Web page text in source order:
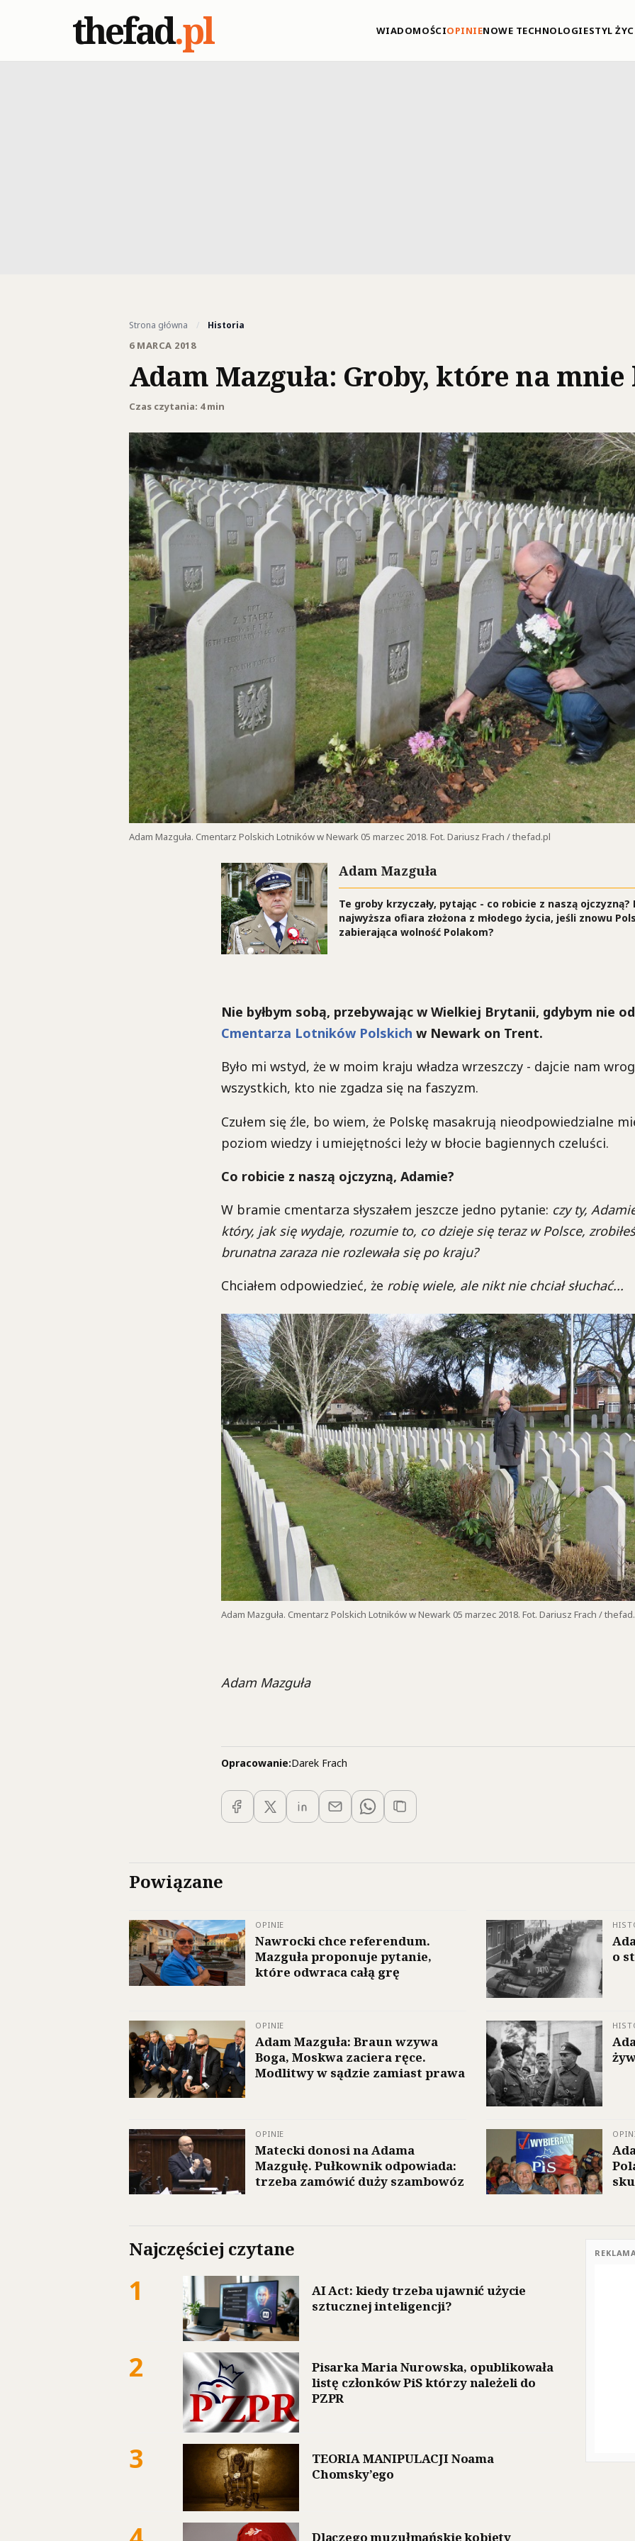
thefad.pl WIADOMOŚCIOPINIENOWE TECHNOLOGIESTYL
Strona główna / Historia
6 MARCA 2018
Adam Mazguła: Groby, które na
Czas czytania: 4 min
Adam Mazguła. Cmentarz Polskich Lotników w Newark 05 marzec 2018. Fot. Dariusz Frach / thefad.pl
Adam Mazguła
Te groby krzyczały, pytając - co robicie z naszą ojczyzną?
najwyższa ofiara złożona z młodego życia, jeśli znowu
zabierająca wolność Polakom?
Nie byłbym sobą, przebywając w Wielkiej Brytanii, gdybym nie
Cmentarza Lotników Polskich w Newark on Trent.
Było mi wstyd, że w moim kraju władza wrzeszczy - dajcie nam
wszystkich, kto nie zgadza się na faszyzm.
Czułem się źle, bo wiem, że Polskę masakrują nieodpowiedzialne
poziom wiedzy i umiejętności leży w błocie bagiennych czeluści.
Co robicie z naszą ojczyzną, Adamie?
W bramie cmentarza słyszałem jeszcze jedno pytanie: czy ty,
który, jak się wydaje, rozumie to, co dzieje się teraz w Polsce,
brunatna zaraza nie rozlewała się po kraju?
Chciałem odpowiedzieć, że robię wiele, ale nikt nie chciał słuchać...
Adam Mazguła. Cmentarz Polskich Lotników w Newark 05 marzec 2018. Fot. Dariusz Frach /
Adam Mazguła
Opracowanie:Darek Frach
Powiązane
OPINIE
Nawrocki chce referendum.
Mazguła proponuje pytanie,
które odwraca całą grę
o
OPINIE
Adam Mazguła: Braun wzywa
Boga, Moskwa zaciera ręce.
Modlitwy w sądzie zamiast prawa
OPINIE
Matecki donosi na Adama
Mazgułę. Pułkownik odpowiada:
trzeba zamówić duży szambowóz
Najczęściej czytane
1
AI Act: kiedy trzeba ujawnić użycie
sztucznej inteligencji?
2
Pisarka Maria Nurowska, opublikowała
listę członków PiS którzy należeli do
PZPR
3
TEORIA MANIPULACJI Noama
Chomsky’ego
Dlaczego muzułmańskie kobiety